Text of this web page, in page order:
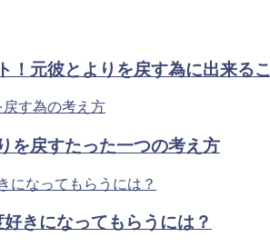
！元彼とよりを戻す為に出来る
を戻すたった一つの考え方
きになってもらうには？